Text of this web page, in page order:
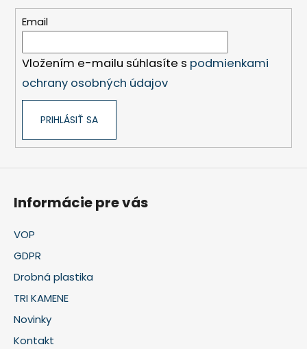
Email
Vložením e-mailu súhlasíte s podmienkami
ochrany osobných údajov
PRIHLÁSIŤ SA
Informácie pre vás
VOP
GDPR
Drobná plastika
TRI KAMENE
Novinky
Kontakt